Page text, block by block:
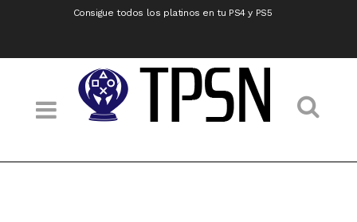
Consigue todos los platinos en tu PS4 y PS5